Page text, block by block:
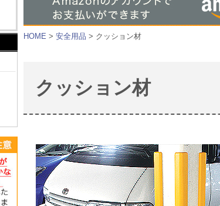
HOME > 安全用品 > クッション材
クッション材